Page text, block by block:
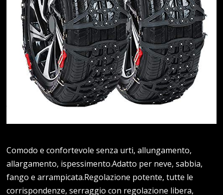
Comodo e confortevole senza urti, allungamento,
allargamento, ispessimento.Adatto per neve, sabbia,
fango e arrampicata.Regolazione potente, tutte le
corrispondenze, serraggio con regolazione libera,